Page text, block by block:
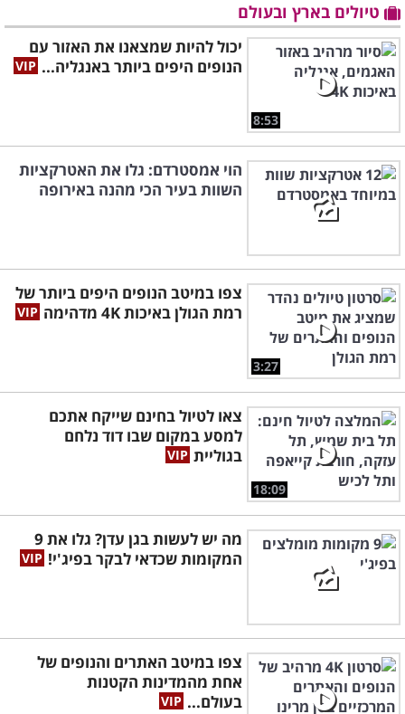
טיולים בארץ ובעולם
8:53
יכול להיות שמצאנו את האזור עם
הנופים היפים ביותר באנגליה...
הוי אמסטרדם: גלו את האטרקציות
השוות בעיר הכי מהנה באירופה
3:27
צפו במיטב הנופים היפים ביותר של
רמת הגולן באיכות 4K מדהימה
18:09
צאו לטיול בחינם שייקח אתכם
למסע במקום שבו דוד נלחם
בגוליית
מה יש לעשות בגן עדן? גלו את 9
המקומות שכדאי לבקר בפיג'י!
צפו במיטב האתרים והנופים של
אחת מהמדינות הקטנות
בעולם...